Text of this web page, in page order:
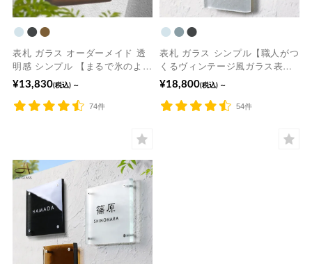
表札 ガラス オーダーメイド 透
明感 シンプル 【まるで氷のよう
なガラス表札 長方形】 ICY ア
イシー 【hf-c01】《安心の保証
書付》
¥13,830(税込) ～
74件
表札 ガラス シンプル【職人がつ
くるヴィンテージ風ガラス表
札】 透明感 こだわり オーダー
【hf-v02】《安心の保証書付》
¥18,800(税込) ～
54件